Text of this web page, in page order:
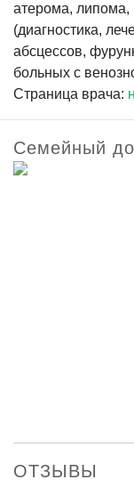
атерома, липома,
(диагностика,
абсцессов,
больных с
Страница врача:
Семейный
ОТЗЫВЫ